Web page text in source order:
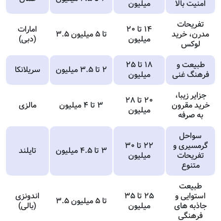
امنیت بالا میلیون
تفریحات
مدرن، خرید
لوکس
۱۴ تا ۲۰
میلیون
۳.۵ تا ۵ میلیون
امارات
(دبی)
طبیعت و
فرهنگ غنی
۱۸ تا ۲۵
میلیون
۲ تا ۳.۵ میلیون سریلانکا
جزایر زیبا،
خرید مقرون
به صرفه
۲۰ تا ۲۸
میلیون
۳ تا ۴ میلیون مالزی
سواحل
گرمسیری و
تفریحات
متنوع
۲۲ تا ۳۰
میلیون
۳ تا ۴.۵ میلیون تایلند
طبیعت
استوایی و
جاذبه های
فرهنگی
۲۵ تا ۳۵
میلیون
۳.۵ تا ۵ میلیون
اندونزی
(بالی)